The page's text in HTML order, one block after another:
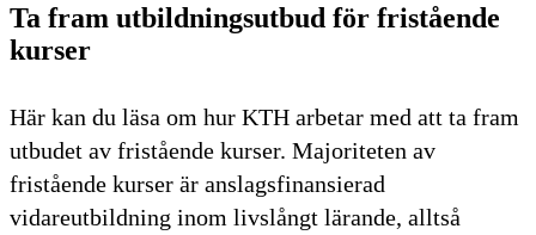
Ta fram utbildningsutbud för fristående
kurser
Här kan du läsa om hur KTH arbetar med att ta fram
utbudet av fristående kurser. Majoriteten av
fristående kurser är anslagsfinansierad
vidareutbildning inom livslångt lärande, alltså